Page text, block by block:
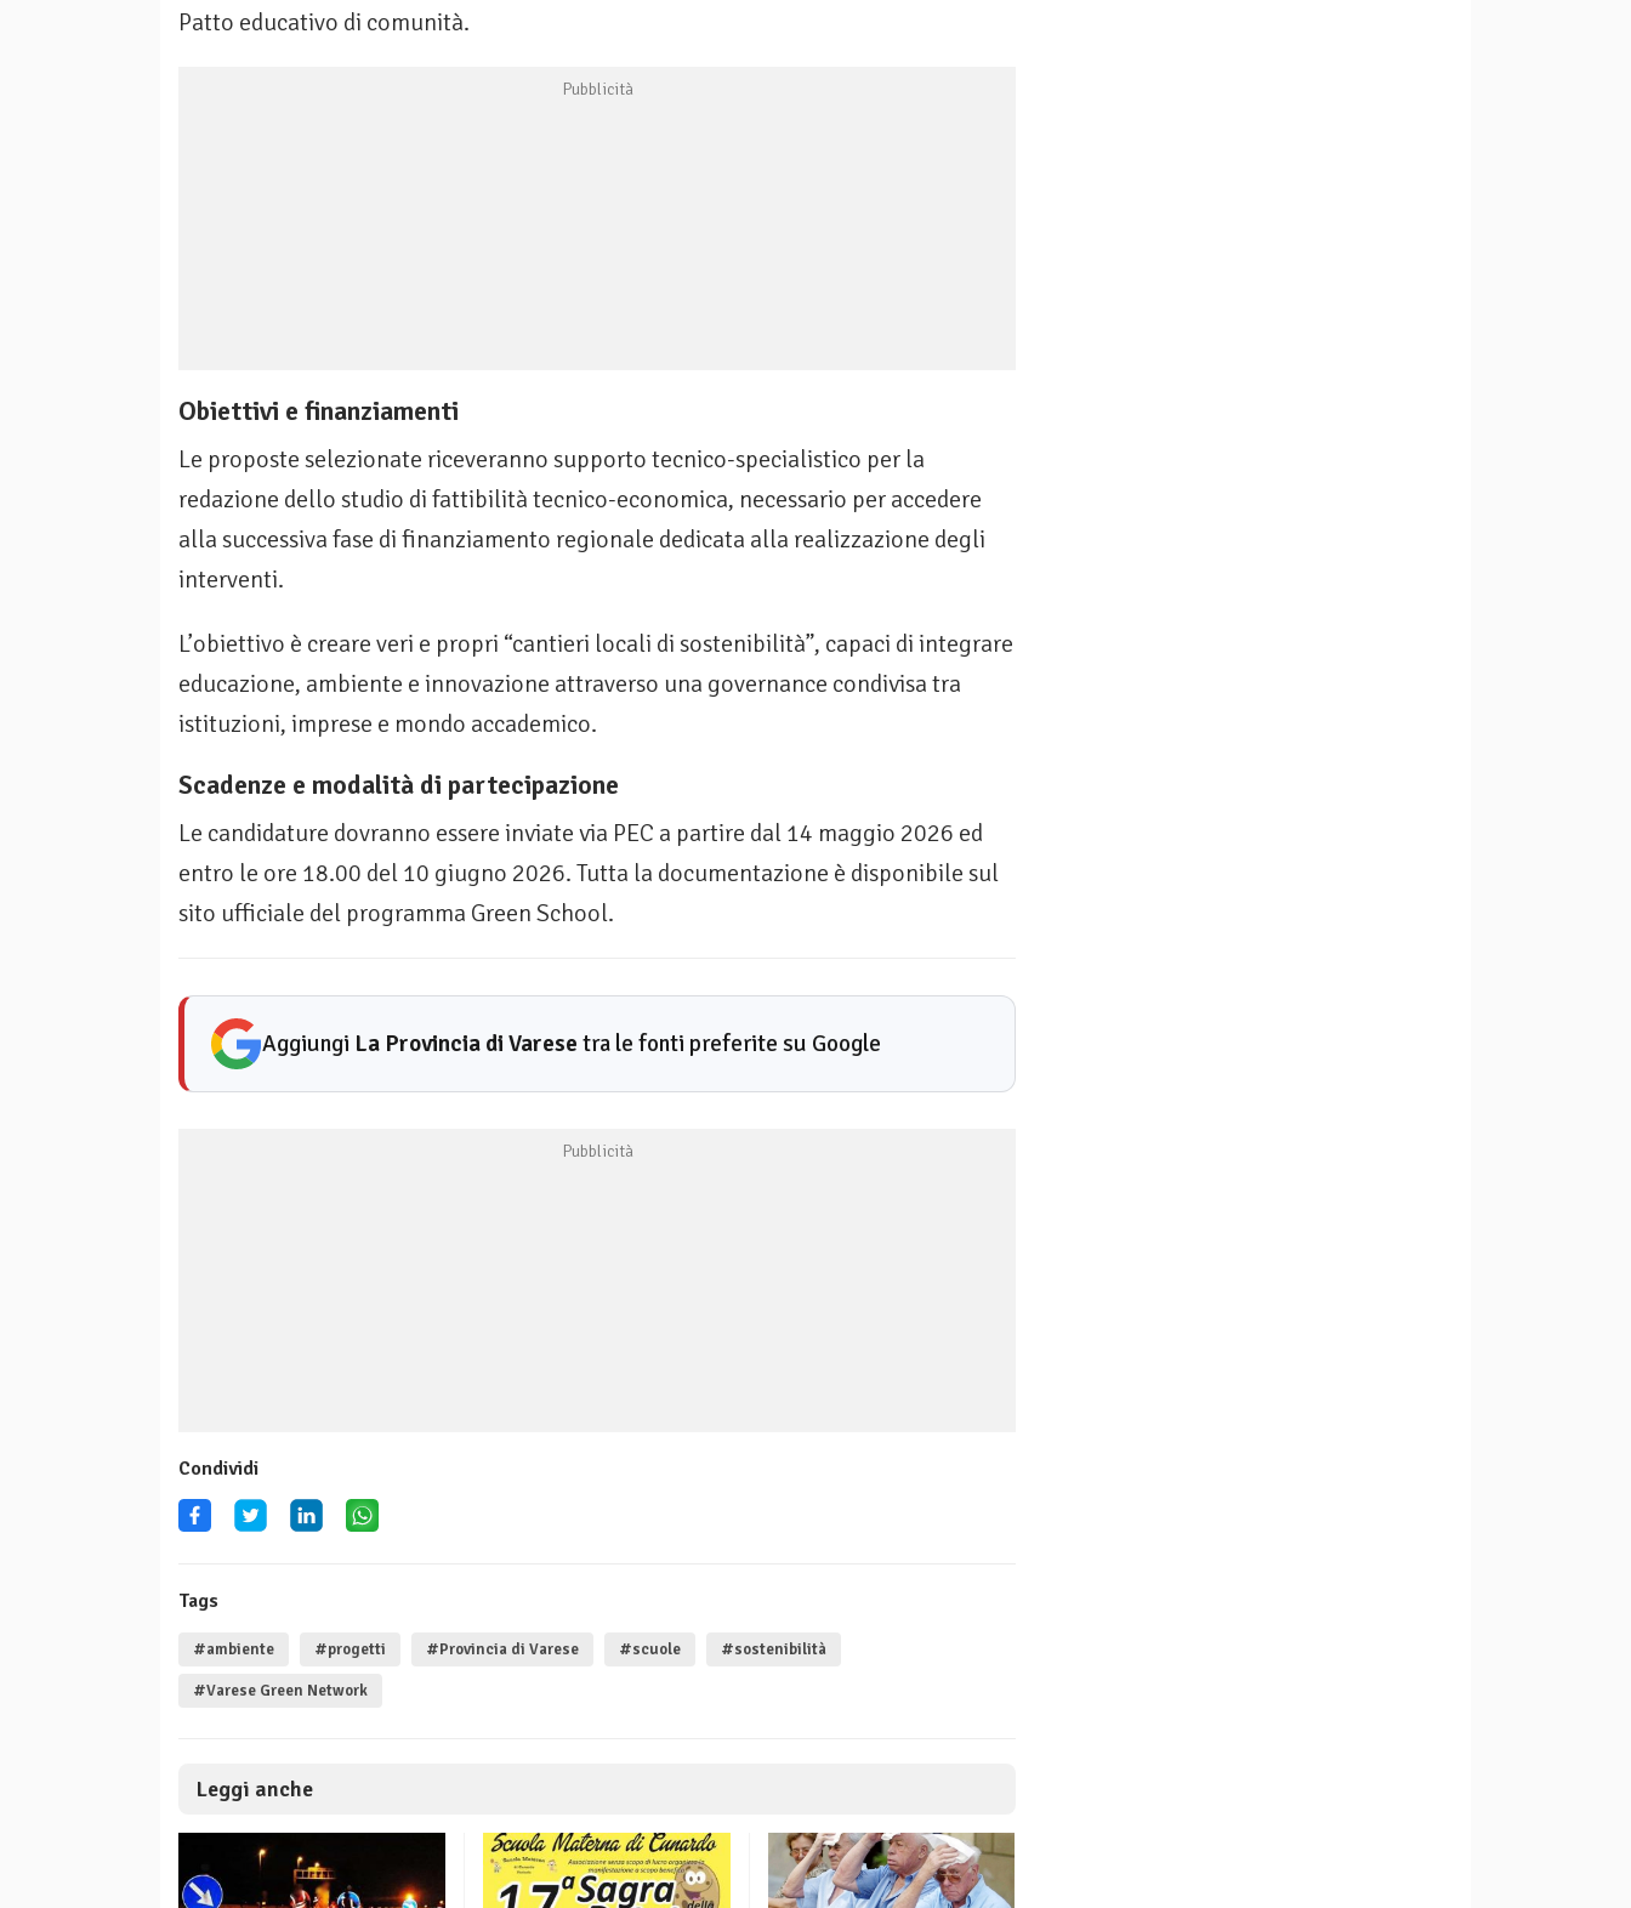
Patto educativo di comunità.
Obiettivi e finanziamenti
Le proposte selezionate riceveranno supporto tecnico-specialistico per la
redazione dello studio di fattibilità tecnico-economica, necessario per accedere
alla successiva fase di finanziamento regionale dedicata alla realizzazione degli
interventi.
L’obiettivo è creare veri e propri “cantieri locali di sostenibilità”, capaci di integrare
educazione, ambiente e innovazione attraverso una governance condivisa tra
istituzioni, imprese e mondo accademico.
Scadenze e modalità di partecipazione
Le candidature dovranno essere inviate via PEC a partire dal 14 maggio 2026 ed
entro le ore 18.00 del 10 giugno 2026. Tutta la documentazione è disponibile sul
sito ufficiale del programma Green School.
Aggiungi La Provincia di Varese tra le fonti preferite su Google
Condividi
Tags
#ambiente #progetti #Provincia di Varese #scuole #sostenibilità
#Varese Green Network
Leggi anche